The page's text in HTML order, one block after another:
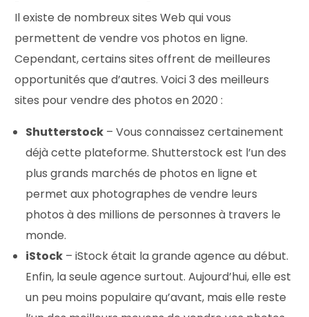
Il existe de nombreux sites Web qui vous
permettent de vendre vos photos en ligne.
Cependant, certains sites offrent de meilleures
opportunités que d’autres. Voici 3 des meilleurs
sites pour vendre des photos en 2020 :
Shutterstock – Vous connaissez certainement
déjà cette plateforme. Shutterstock est l’un des
plus grands marchés de photos en ligne et
permet aux photographes de vendre leurs
photos à des millions de personnes à travers le
monde.
iStock – iStock était la grande agence au début.
Enfin, la seule agence surtout. Aujourd’hui, elle est
un peu moins populaire qu’avant, mais elle reste